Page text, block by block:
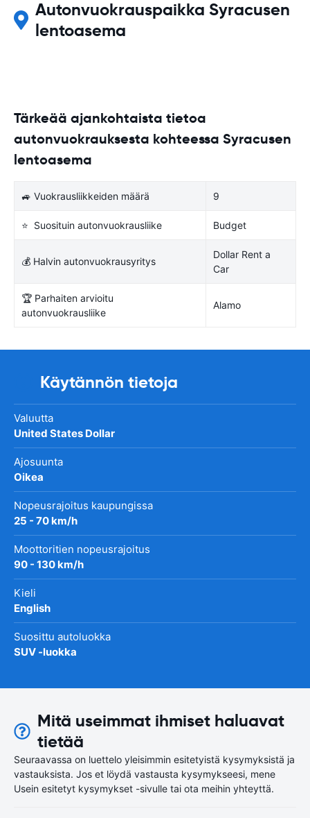
Autonvuokrauspaikka Syracusen
lentoasema
Tärkeää ajankohtaista tietoa
autonvuokrauksesta kohteessa Syracusen
lentoasema
🚙 Vuokrausliikkeiden määrä 9
⭐ Suosituin autonvuokrausliike Budget
💰 Halvin autonvuokrausyritys
Dollar Rent a
Car
🏆 Parhaiten arvioitu
autonvuokrausliike
Alamo
Käytännön tietoja
Valuutta
United States Dollar
Ajosuunta
Oikea
Nopeusrajoitus kaupungissa
25 - 70 km/h
Moottoritien nopeusrajoitus
90 - 130 km/h
Kieli
English
Suosittu autoluokka
SUV -luokka
Mitä useimmat ihmiset haluavat
tietää
Seuraavassa on luettelo yleisimmin esitetyistä kysymyksistä ja
vastauksista. Jos et löydä vastausta kysymykseesi, mene
Usein esitetyt kysymykset -sivulle tai ota meihin yhteyttä.